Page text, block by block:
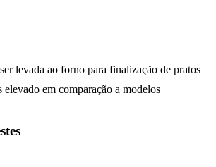
levada ao forno para finalização de pratos
elevado em comparação a modelos